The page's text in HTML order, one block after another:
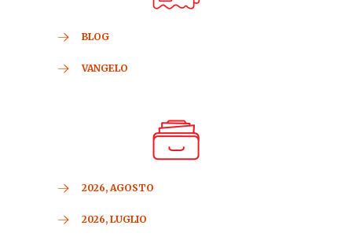
BLOG
VANGELO
2026, AGOSTO
2026, LUGLIO